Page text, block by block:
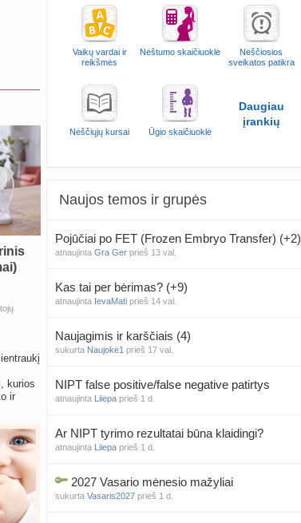
kurios
ir
Vaikų vardai ir
reikšmės
Nėštumo skaičiuoklė
Nėščiosios
sveikatos patikra
Nėščiųjų kursai Ūgio skaičiuoklė
Daugiau
įrankių
Naujos temos ir grupės
Pojūčiai po FET (Frozen Embryo Transfer) (+2)
atnaujinta Gra Ger prieš 13 val.
Kas tai per bėrimas? (+9)
atnaujinta IevaMati prieš 14 val.
Naujagimis ir karščiais (4)
sukurta Naujokė1 prieš 17 val.
NIPT false positive/false negative patirtys
atnaujinta Liiepa prieš 1 d.
Ar NIPT tyrimo rezultatai būna klaidingi?
atnaujinta Liiepa prieš 1 d.
2027 Vasario mėnesio mažyliai
sukurta Vasaris2027 prieš 1 d.